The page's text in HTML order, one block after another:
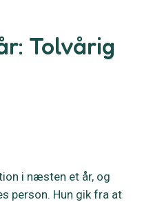
Tolvårig
i næsten et år, og
person. Hun gik fra at